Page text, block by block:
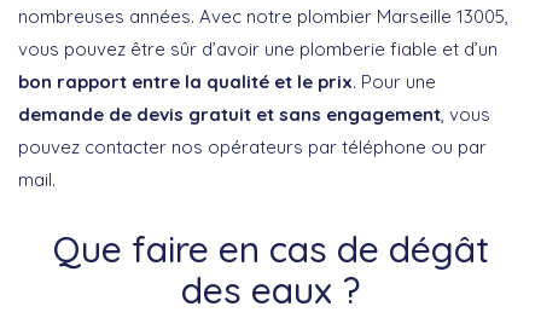
nombreuses années. Avec notre plombier Marseille 13005,
vous pouvez être sûr d’avoir une plomberie fiable et d’un
bon rapport entre la qualité et le prix. Pour une
demande de devis gratuit et sans engagement , vous
pouvez contacter nos opérateurs par téléphone ou par
mail.
Que faire en cas de dégât
des eaux ?